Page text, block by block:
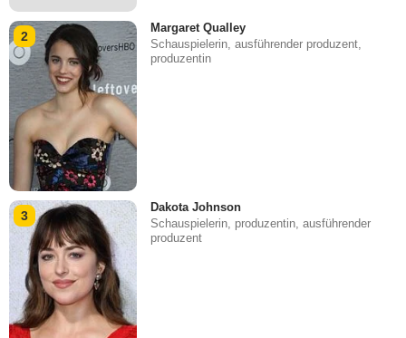
2
Margaret Qualley
Schauspielerin, ausführender produzent,
produzentin
3
Dakota Johnson
Schauspielerin, produzentin, ausführender
produzent